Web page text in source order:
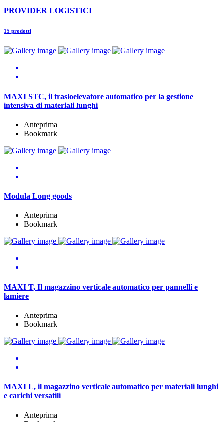
PROVIDER LOGISTICI
15 prodotti
MAXI STC, il trasloelevatore automatico per la gestione
intensiva di materiali lunghi
Anteprima
Bookmark
Modula Long goods
Anteprima
Bookmark
MAXI T, Il magazzino verticale automatico per pannelli e
lamiere
Anteprima
Bookmark
MAXI L, il magazzino verticale automatico per materiali lunghi
e carichi versatili
Anteprima